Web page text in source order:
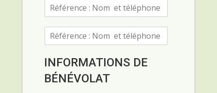
n
e
é
r
e
INFORMATIONS DE
BÉNÉVOLAT